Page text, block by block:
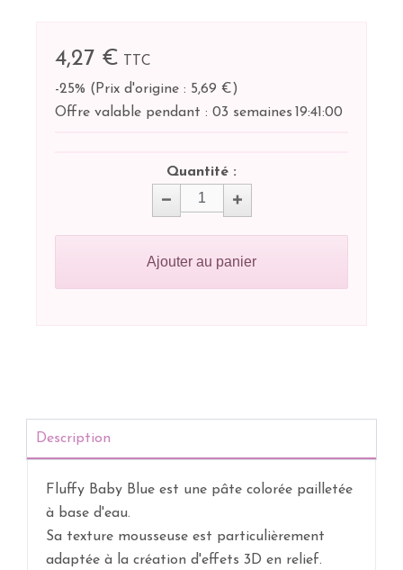
4,27 €
TTC
-25% ( Prix d'origine : 5,69 €)
Offre valable pendant : 03 semaines 19:41:00
Quantité :
Ajouter au panier
Description
Fluffy Baby Blue est une pâte colorée pailletée
à base d'eau.
Sa texture mousseuse est particulièrement
adaptée à la création d'effets 3D en relief.